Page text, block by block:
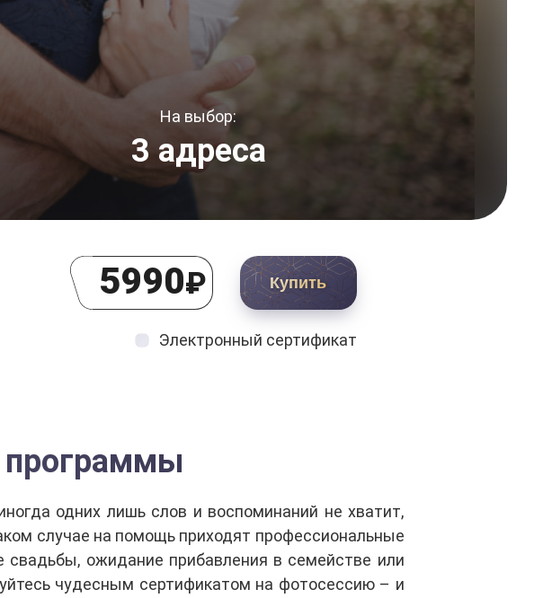
На выбор:
3 адреса
5990₽ Купить
Электронный сертификат
программы
одних лишь слов и воспоминаний не хватит,
случае на помощь приходят профессиональные
ожидание прибавления в семействе или
чудесным сертификатом на фотосессию – и